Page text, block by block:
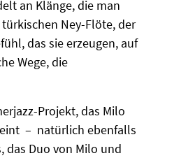
an Klänge, die man
Ney-Flöte, der
das sie erzeugen, auf
Wege, die
Projekt, das Milo
– natürlich ebenfalls
das Duo von Milo und